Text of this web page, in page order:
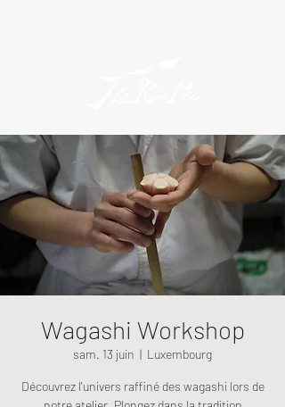
Wagashi Workshop
sam. 13 juin
  |
Luxembourg
Découvrez l'univers raffiné des wagashi lors de